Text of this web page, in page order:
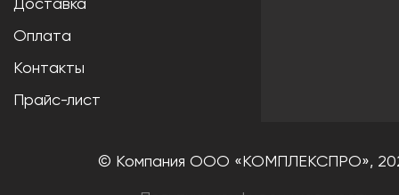
Оплата
Контакты
Прайс-лист
© Компания ООО «КОМПЛЕКСПРО»,